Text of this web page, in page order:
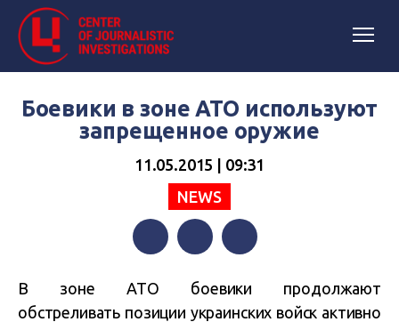
Боевики в зоне АТО используют
запрещенное оружие
11.05.2015 | 09:31
NEWS
В зоне АТО боевики продолжают
обстреливать позиции украинских войск активно